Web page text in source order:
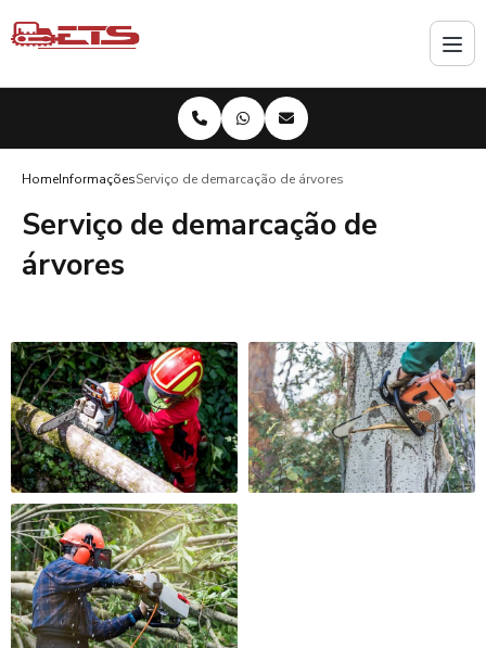
HomeInformaçõesServiço de demarcação de árvores
Serviço de demarcação de
árvores